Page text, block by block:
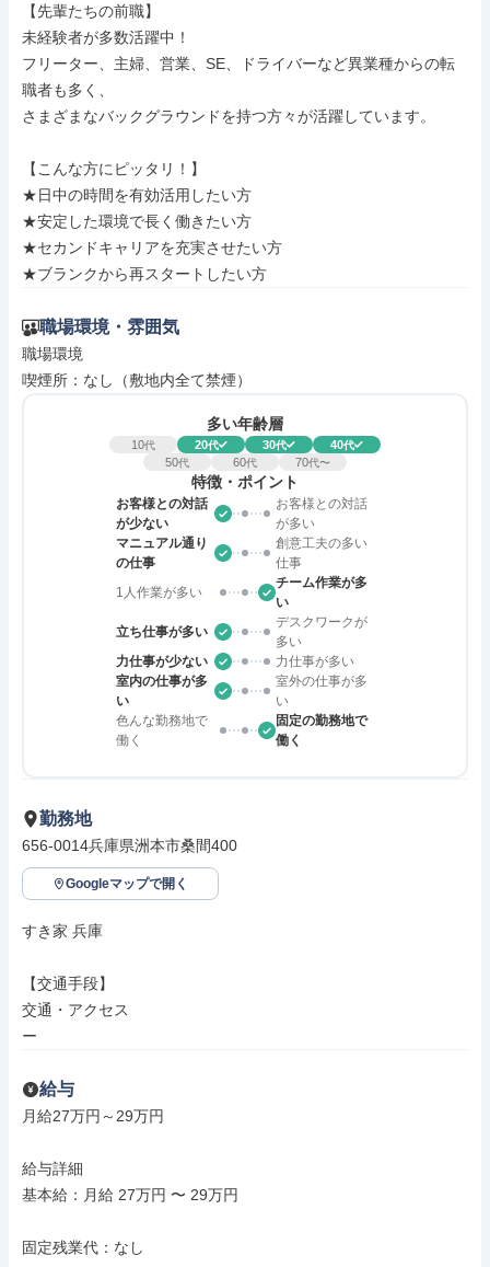
【先輩たちの前職】
未経験者が多数活躍中！
フリーター、主婦、営業、SE、ドライバーなど異業種からの転
職者も多く、
さまざまなバックグラウンドを持つ方々が活躍しています。
【こんな方にピッタリ！】
★日中の時間を有効活用したい方
★安定した環境で長く働きたい方
★セカンドキャリアを充実させたい方
★ブランクから再スタートしたい方
職場環境・雰囲気
職場環境
喫煙所：なし（敷地内全て禁煙）
多い年齢層
10代 20代 30代 40代
50代 60代 70代〜
特徴・ポイント
お客様との対話
が少ない
お客様との対話
が多い
マニュアル通り
の仕事
創意工夫の多い
仕事
1人作業が多い
チーム作業が多
い
立ち仕事が多い
デスクワークが
多い
力仕事が少ない
力仕事が多い
室内の仕事が多
い
室外の仕事が多
い
色んな勤務地で
働く
固定の勤務地で
働く
勤務地
656-0014兵庫県洲本市桑間400
Googleマップで開く
すき家 兵庫
【交通手段】
交通・アクセス
ー
給与
月給27万円～29万円
給与詳細
基本給：月給 27万円 〜 29万円
固定残業代：なし